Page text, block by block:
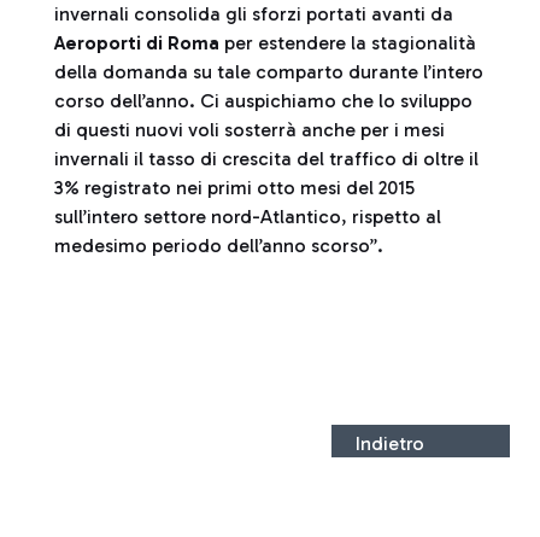
invernali consolida gli sforzi portati avanti da
Aeroporti di Roma per estendere la stagionalità
della domanda su tale comparto durante l’intero
corso dell’anno. Ci auspichiamo che lo sviluppo
di questi nuovi voli sosterrà anche per i mesi
invernali il tasso di crescita del traffico di oltre il
3% registrato nei primi otto mesi del 2015
sull’intero settore nord-Atlantico, rispetto al
medesimo periodo dell’anno scorso”.
Indietro